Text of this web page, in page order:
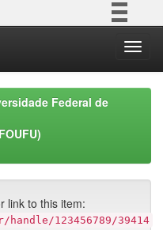
Participe
Acesso à informação
Legislação
Federal de
link to this item:
123456789/39414